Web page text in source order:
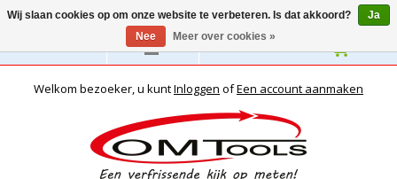
Nederlands
Welkom bezoeker, u kuntInloggen ofEen account aanmaken
Wij slaan cookies op om onze website te verbeteren. Is dat akkoord?
Ja
Nee
Meer over cookies »